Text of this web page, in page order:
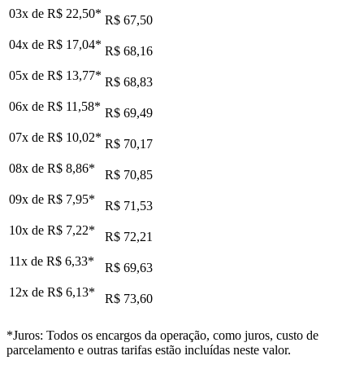
03x de R$ 22,50* R$ 67,50
04x de R$ 17,04* R$ 68,16
05x de R$ 13,77* R$ 68,83
06x de R$ 11,58* R$ 69,49
07x de R$ 10,02* R$ 70,17
08x de R$ 8,86*
R$ 70,85
09x de R$ 7,95*
R$ 71,53
10x de R$ 7,22*
R$ 72,21
11x de R$ 6,33*
R$ 69,63
12x de R$ 6,13* R$ 73,60
*Juros: Todos os encargos da operação, como juros, custo de
parcelamento e outras tarifas estão incluídas neste valor.